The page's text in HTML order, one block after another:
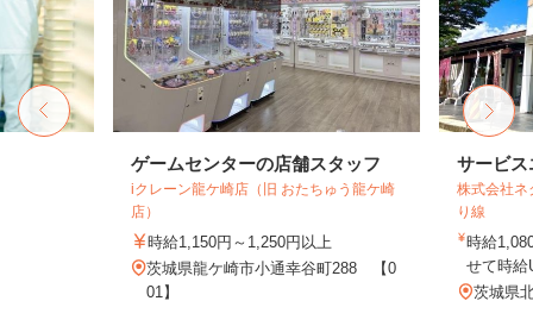
ゲームセンターの店舗スタッフ
iクレーン龍ケ崎店（旧 おたちゅう龍ケ崎
店）
時給1,150円～1,250円以上
茨城県龍ケ崎市小通幸谷町288 【0
01】
サービス
株式会社
り線
時給
せて時
茨城県